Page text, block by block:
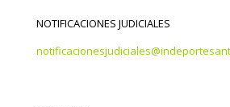
NOTIFICACIONES JUDICIALES